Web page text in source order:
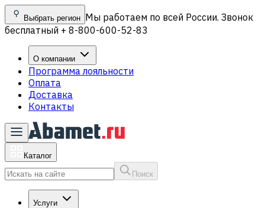
Выбрать регион Мы работаем по всей России. Звонок
бесплатный + 8-800-600-52-83
О компании
Программа лояльности
Оплата
Доставка
Контакты
Каталог
Поиск
Услуги